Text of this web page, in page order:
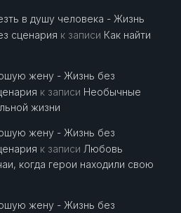
в душу человека - Жизнь
сценария к записи Как найти
жену - Жизнь без
к записи Необычные
жизни
жену - Жизнь без
к записи Любовь
когда герои находили свою
жену - Жизнь без